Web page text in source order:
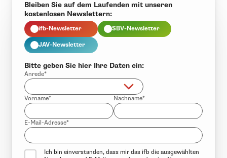
Bleiben Sie auf dem Laufenden mit unseren
kostenlosen Newslettern:
ifb-Newsletter SBV-Newsletter
JAV-Newsletter
Bitte geben Sie hier Ihre Daten ein:
Anrede*
Vorname* Nachname*
E-Mail-Adresse*
Ich bin einverstanden, dass mir das ifb die ausgewählten